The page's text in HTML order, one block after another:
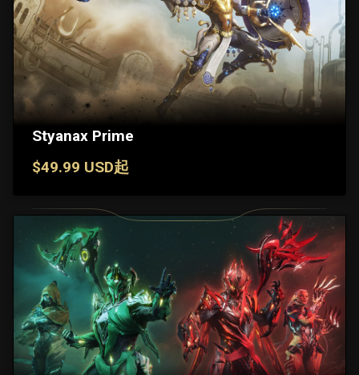
Styanax Prime
$49.99 USD起